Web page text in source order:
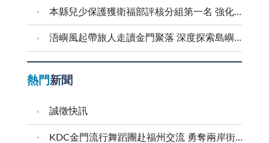
本縣兒少保護獲衛福部評核分組第一名 強化預防與跨域合作 建構兒少安全成長環境
浯嶼風起帶旅人走讀金門聚落 深度探索島嶼文化底蘊
熱門 新聞
誠徵快訊
KDC金門流行舞蹈團赴福州交流 勇奪兩岸街舞賽三等獎